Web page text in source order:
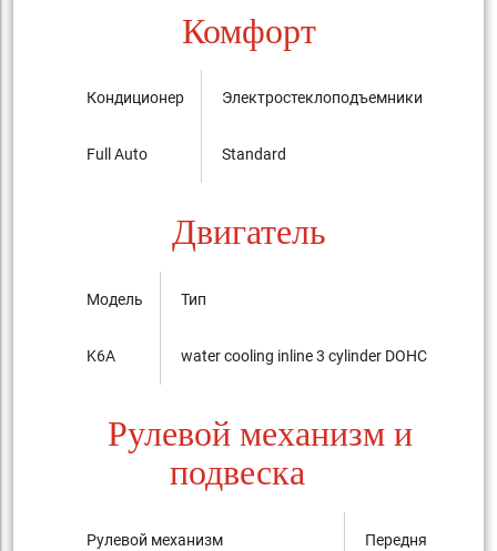
Комфорт
Кондиционер
Full Auto
Электростеклоподъемники
Standard
Двигатель
Модель
K6A
Тип
water cooling inline 3 cylinder DOHC 12-valves
Рулевой механизм и
подвеска
Рулевой механизм Передняя